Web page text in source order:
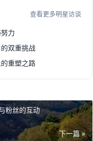
查看更多明星访谈
力
双重挑战
重塑之路
粉丝的互动
下一篇 »